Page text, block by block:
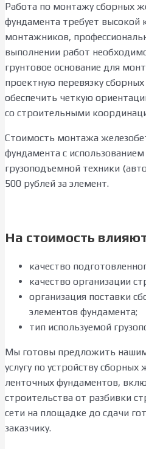
Работа по монтажу сборных
фундамента требует высокой
монтажников,
выполнении работ
грунтовое основание для
проектную перевязку
обеспечить четкую
со строительными
Стоимость монтажа
фундамента с
грузоподъемной техники
500 рублей за элемент.
На стоимость
качество
качество организации
организация поставки
элементов фундамента;
тип используемой
Мы готовы предложить
услугу по устройству
ленточных фундаментов,
строительства от разбивки
сети на площадке до сдачи
заказчику.